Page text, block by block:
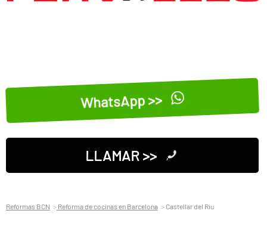
WhatsApp >>
LLAMAR >>
Reformas BCN Reforma de cocinas en Barcelona Castellar del Riu